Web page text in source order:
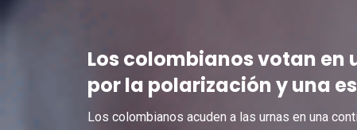
Los colombianos votan
por la polarización y una
Los colombianos acuden a las urnas en una